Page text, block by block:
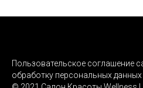
Пользовательское соглашение
обработку персональных данных